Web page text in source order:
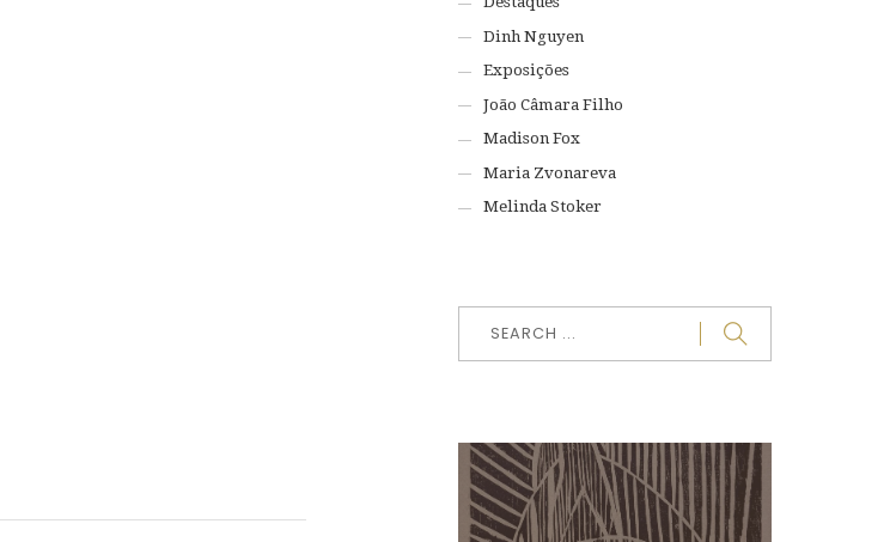
Dinh Nguyen
Exposições
João Câmara Filho
Madison Fox
Maria Zvonareva
Melinda Stoker